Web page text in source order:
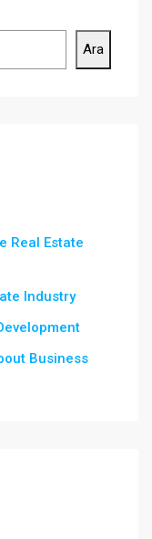
Ara
Real Estate
Industry
Business